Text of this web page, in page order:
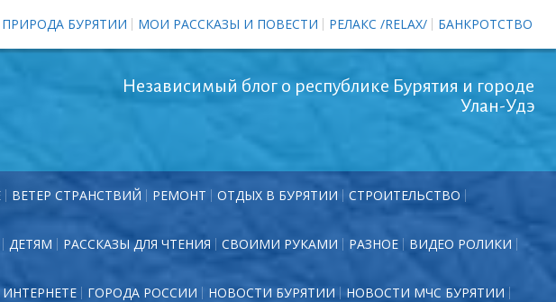
ПРИРОДА БУРЯТИИ МОИ РАССКАЗЫ И ПОВЕСТИ РЕЛАКС /RELAX/ БАНКРОТСТВО
Независимый блог о республике Бурятия и городе
Улан-Удэ
ВЕТЕР СТРАНСТВИЙ РЕМОНТ ОТДЫХ В БУРЯТИИ СТРОИТЕЛЬСТВО
ДЕТЯМ РАССКАЗЫ ДЛЯ ЧТЕНИЯ СВОИМИ РУКАМИ РАЗНОЕ ВИДЕО РОЛИКИ
ГОРОДА РОССИИ НОВОСТИ БУРЯТИИ НОВОСТИ МЧС БУРЯТИИ